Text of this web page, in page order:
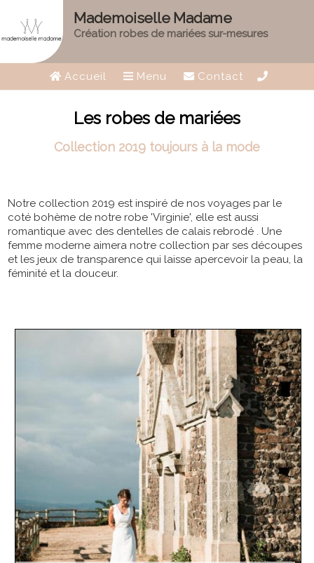
Mademoiselle Madame
Création robes de mariées sur-mesures
Accueil Menu Contact
Les robes de mariées
Collection 2019 toujours à la mode
Notre collection 2019 est inspiré de nos voyages par le
coté bohème de notre robe 'Virginie', elle est aussi
romantique avec des dentelles de calais rebrodé . Une
femme moderne aimera notre collection par ses découpes
et les jeux de transparence qui laisse apercevoir la peau, la
féminité et la douceur.